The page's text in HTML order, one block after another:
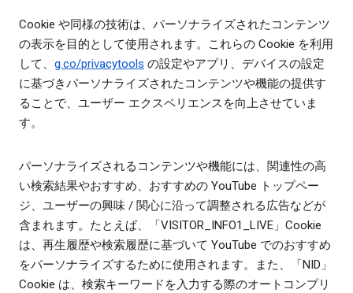
Cookie や同様の技術は、パーソナライズされたコンテンツ
の表示を目的として使用されます。これらの Cookie を利用
して、 g.co/privacytools の設定やアプリ、デバイスの設定
に基づきパーソナライズされたコンテンツや機能の提供す
ることで、ユーザー エクスペリエンスを向上させていま
す。
パーソナライズされるコンテンツや機能には、関連性の高
い検索結果やおすすめ、おすすめの YouTube トップペー
ジ、ユーザーの興味 / 関心に沿って調整される広告などが
含まれます。たとえば、「VISITOR_INFO1_LIVE」Cookie
は、再生履歴や検索履歴に基づいて YouTube でのおすすめ
をパーソナライズするために使用されます。また、「NID」
Cookie は、検索キーワードを入力する際のオートコンプリ